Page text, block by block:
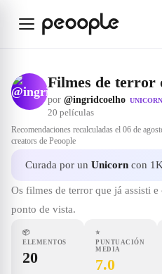
Filmes de terror
por @ingridcoelho UNICORN
20 películas
Recomendaciones recalculadas el 06 de
creators de Peoople
Curada por un Unicorn con
Os filmes de terror que já assisti
ponto de vista.
📦
ELEMENTOS
20
⭐
PUNTUACIÓN
MEDIA
7.0